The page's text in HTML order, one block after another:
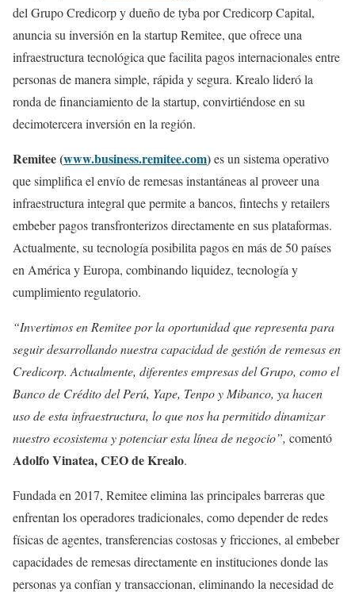
del Grupo Credicorp y dueño de tyba por Credicorp Capital,
anuncia su inversión en la startup Remitee, que ofrece una
infraestructura tecnológica que facilita pagos internacionales entre
personas de manera simple, rápida y segura. Krealo lideró la
ronda de financiamiento de la startup, convirtiéndose en su
decimotercera inversión en la región.
Remitee (www.business.remitee.com)es un sistema operativo
que simplifica el envío de remesas instantáneas al proveer una
infraestructura integral que permite a bancos, fintechs y retailers
embeber pagos transfronterizos directamente en sus plataformas.
Actualmente, su tecnología posibilita pagos en más de 50 países
en América y Europa, combinando liquidez, tecnología y
cumplimiento regulatorio.
“Invertimos en Remitee por la oportunidad que representa para
seguir desarrollando nuestra capacidad de gestión de remesas en
Credicorp. Actualmente, diferentes empresas del Grupo, como el
Banco de Crédito del Perú, Yape, Tenpo y Mibanco, ya hacen
uso de esta infraestructura, lo que nos ha permitido dinamizar
nuestro ecosistema y potenciar esta línea de negocio”, comentó
Adolfo Vinatea, CEO de Krealo.
Fundada en 2017, Remitee elimina las principales barreras que
enfrentan los operadores tradicionales, como depender de redes
físicas de agentes, transferencias costosas y fricciones, al embeber
capacidades de remesas directamente en instituciones donde las
personas ya confían y transaccionan, eliminando la necesidad de